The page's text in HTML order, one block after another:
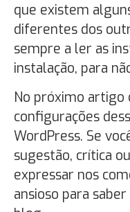
que existem
diferentes dos
sempre a ler as
instalação, para
No próximo artigo
configurações
WordPress. Se
sugestão, crítica
expressar nos
ansioso para